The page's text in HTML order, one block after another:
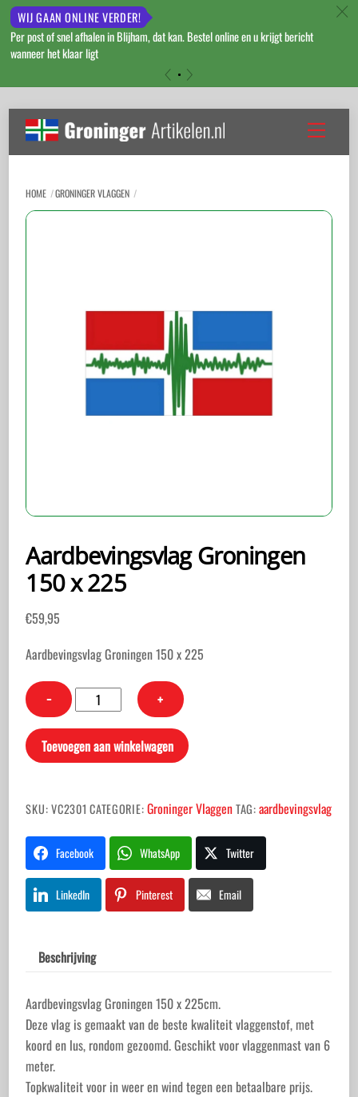
WIJ GAAN ONLINE VERDER!
Per post of snel afhalen in Blijham, dat kan. Bestel online en u krijgt bericht
wanneer het klaar ligt
c
content
Menu
HOME GRONINGER VLAGGEN
Aardbevingsvlag Groningen
150 x 225
€59,95
Aardbevingsvlag Groningen 150 x 225
−
Aardbevingsvlag
Groningen
150
x
+
Toevoegen aan winkelwagen
SKU:VC2301 CATEGORIE:Groninger VlaggenTAG:aardbevingsvlag
Facebook WhatsApp Twitter
LinkedIn Pinterest Email
Beschrijving
Aardbevingsvlag Groningen 150 x 225cm.
Deze vlag is gemaakt van de beste kwaliteit vlaggenstof, met
koord en lus, rondom gezoomd. Geschikt voor vlaggenmast van 6
meter.
Topkwaliteit voor in weer en wind tegen een betaalbare prijs.